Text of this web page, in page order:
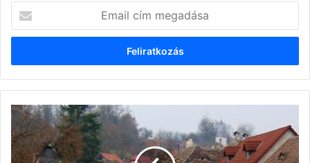
cím
megadása
Lehet-
e
jövőt
álmodni